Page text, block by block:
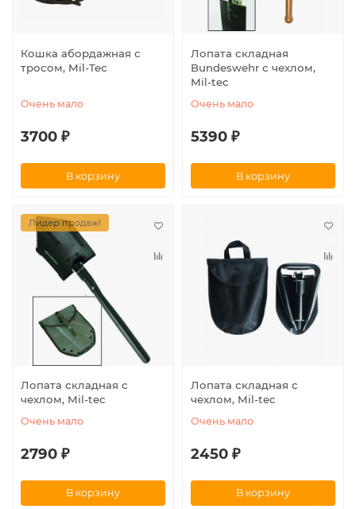
Кошка абордажная с
тросом, Mil-Tec
Очень мало
3700 ₽
В корзину
Лопата складная
Bundeswehr с чехлом,
Mil-tec
Очень мало
5390 ₽
В корзину
Лидер продаж!
Лопата складная с
чехлом, Mil-tec
Очень мало
2790 ₽
В корзину
Лопата складная с
чехлом, Mil-tec
Очень мало
2450 ₽
В корзину